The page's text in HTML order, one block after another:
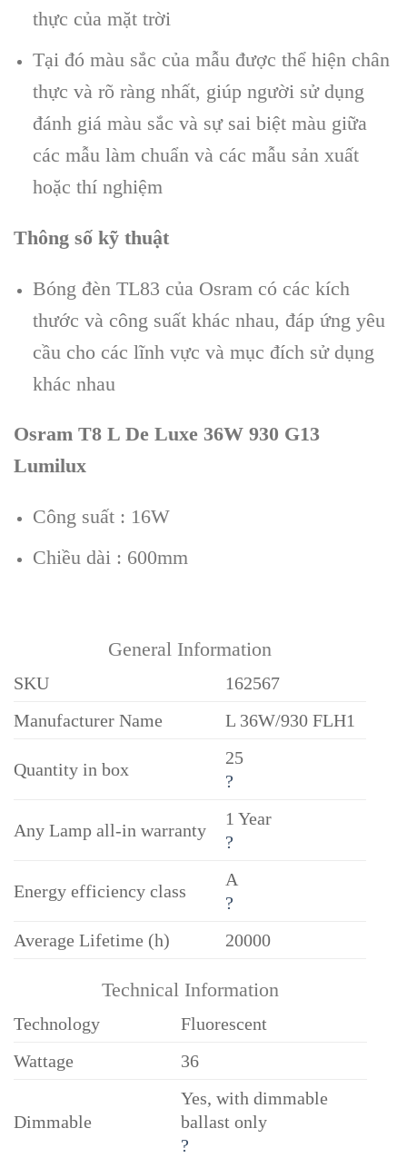
thực của mặt trời
Tại đó màu sắc của mẫu được thể hiện chân
thực và rõ ràng nhất, giúp người sử dụng
đánh giá màu sắc và sự sai biệt màu giữa
các mẫu làm chuẩn và các mẫu sản xuất
hoặc thí nghiệm
Thông số kỹ thuật
Bóng đèn TL83 của Osram có các kích
thước và công suất khác nhau, đáp ứng yêu
cầu cho các lĩnh vực và mục đích sử dụng
khác nhau
Osram T8 L De Luxe 36W 930 G13
Lumilux
Công suất : 16W
Chiều dài : 600mm
General Information
SKU
162567
Manufacturer Name
L 36W/930 FLH1
Quantity in box
25
?
Any Lamp all-in warranty
1 Year
?
Energy efficiency class
A
?
Average Lifetime (h)
20000
Technical Information
Technology
Fluorescent
Wattage
36
Dimmable
Yes, with dimmable
ballast only
?